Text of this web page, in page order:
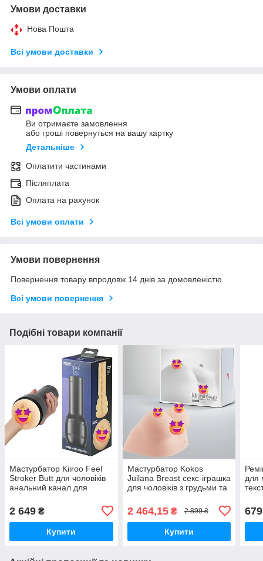
Умови доставки
Нова Пошта
Всі умови доставки
Умови оплати
Ви отримаєте замовлення
або гроші повернуться на вашу картку
Детальніше
Оплатити частинами
Післяплата
Оплата на рахунок
Всі умови оплати
Умови повернення
Повернення товару впродовж 14 днів за домовленістю
Всі умови повернення
Подібні товари компанії
Мастурбатор Kiiroo Feel
Stroker Butt для чоловіків
анальний канал для
задоволення
2 649 ₴
Купити
Мастурбатор Kokos
Juilana Breast секс-іграшка
для чоловіків з грудьми та
2 464,15₴ 2 899 ₴
Купити
для
679